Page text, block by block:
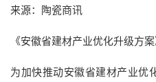
来源：陶瓷商讯
《安徽省建材产业优化升级方
为加快推动安徽省建材产业优